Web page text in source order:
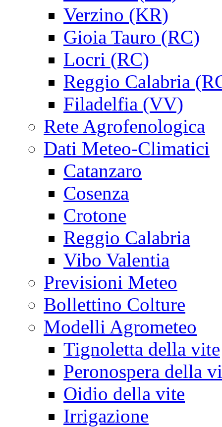
Verzino (KR)
Gioia Tauro (RC)
Locri (RC)
Reggio Calabria
Filadelfia (VV)
Rete Agrofenologica
Dati Meteo-Climatici
Catanzaro
Cosenza
Crotone
Reggio Calabria
Vibo Valentia
Previsioni Meteo
Bollettino Colture
Modelli Agrometeo
Tignoletta della vite
Peronospera della
Oidio della vite
Irrigazione